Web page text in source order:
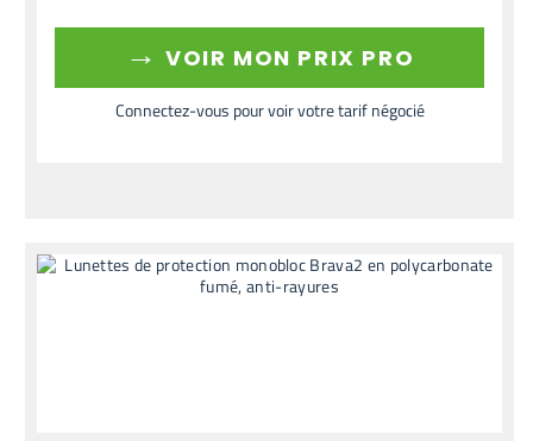
→ VOIR MON PRIX PRO
Connectez-vous pour voir votre tarif négocié